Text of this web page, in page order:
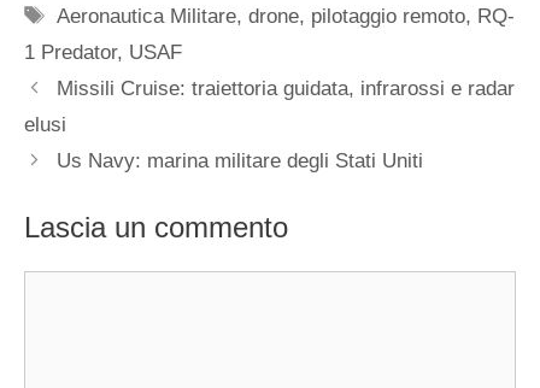
Tag
Aeronautica Militare,drone, pilotaggio remoto, RQ-
1 Predator, USAF
Missili Cruise: traiettoria guidata, infrarossi e radar
elusi
Us Navy: marina militare degli Stati Uniti
Lascia un commento